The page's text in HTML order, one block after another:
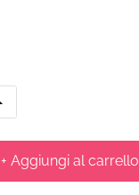
+ Aggiungi al carrello